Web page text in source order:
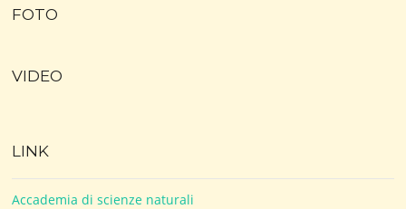
FOTO
VIDEO
LINK
Accademia di scienze naturali